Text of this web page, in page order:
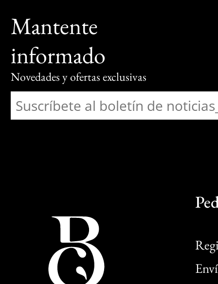
Mantente
informado
Novedades y ofertas exclusivas